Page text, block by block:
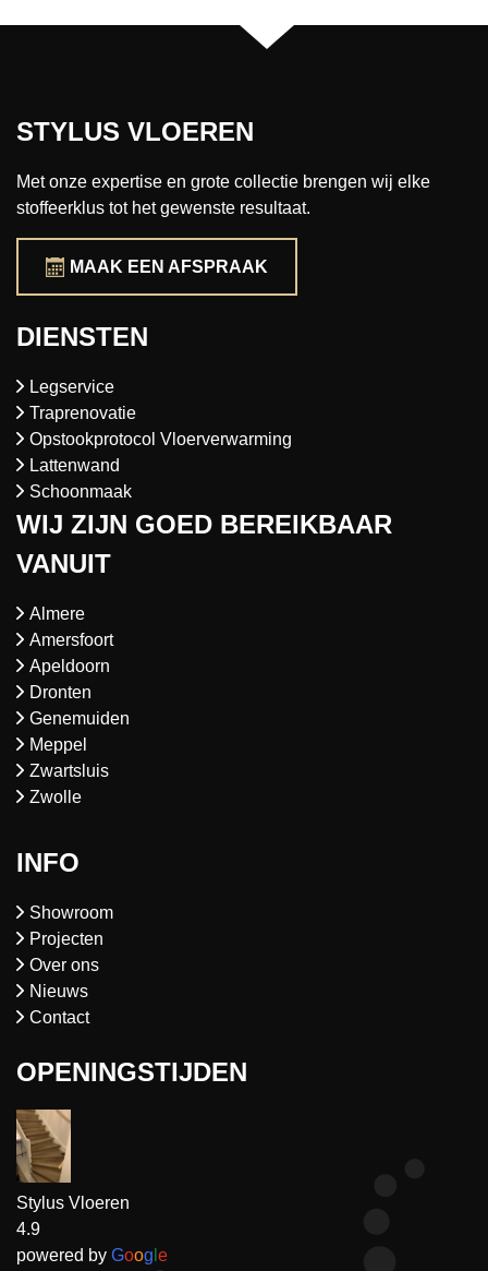
STYLUS VLOEREN
Met onze expertise en grote collectie brengen wij elke
stoffeerklus tot het gewenste resultaat.
MAAK EEN AFSPRAAK
DIENSTEN
Legservice
Traprenovatie
Opstookprotocol Vloerverwarming
Lattenwand
Schoonmaak
WIJ ZIJN GOED BEREIKBAAR
VANUIT
Almere
Amersfoort
Apeldoorn
Dronten
Genemuiden
Meppel
Zwartsluis
Zwolle
INFO
Showroom
Projecten
Over ons
Nieuws
Contact
OPENINGSTIJDEN
Stylus Vloeren
4.9
powered by Goog e